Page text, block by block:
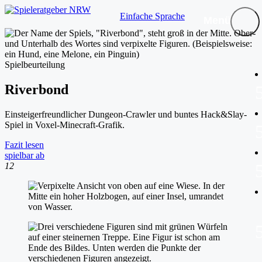
Einfache Sprache Menü
Spielbeurteilung
Riverbond
Einsteigerfreundlicher Dungeon-Crawler und buntes Hack&Slay-
Spiel in Voxel-Minecraft-Grafik.
Fazit lesen
spielbar ab
12